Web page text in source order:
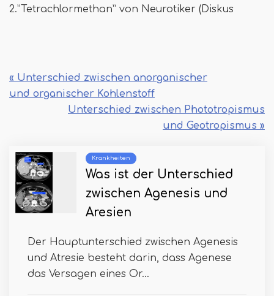
2.”Tetrachlormethan” von Neurotiker (Diskus
« Unterschied zwischen anorganischer
und organischer Kohlenstoff
Unterschied zwischen Phototropismus
und Geotropismus »
Krankheiten
Was ist der Unterschied
zwischen Agenesis und
Aresien
Der Hauptunterschied zwischen Agenesis
und Atresie besteht darin, dass Agenese
das Versagen eines Or...